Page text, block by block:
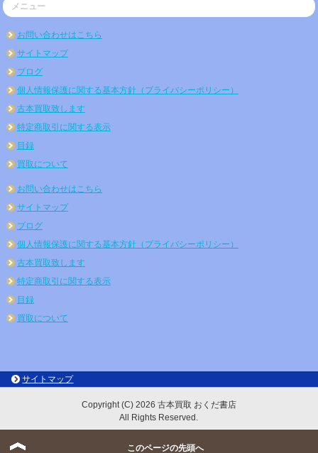
メニュー
お問い合わせはこちら
サイトマップ
ブログ
個人情報保護に関する基本方針（プライバシーポリシー）
古本買取致します
特定商取引に関する表示
目録
買取について
お問い合わせはこちら
サイトマップ
ブログ
個人情報保護に関する基本方針（プライバシーポリシー）
古本買取致します
特定商取引に関する表示
目録
買取について
サイトマップ
Copyright (C) 2026 古本買取 おくだ書店
All Rights Reserved.
このページの先頭へ